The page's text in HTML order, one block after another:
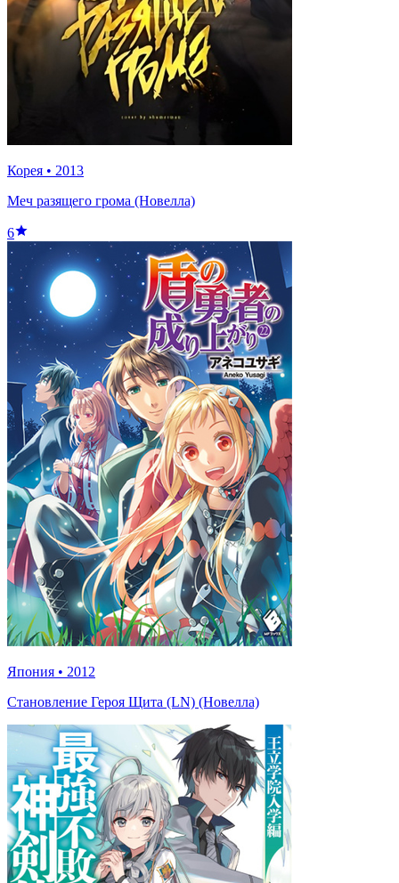
Корея • 2013
Меч разящего грома (Новелла)
6
Япония • 2012
Становление Героя Щита (LN) (Новелла)